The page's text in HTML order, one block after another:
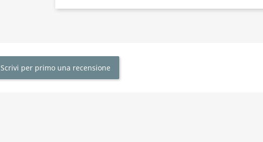
Scrivi per primo una recensione